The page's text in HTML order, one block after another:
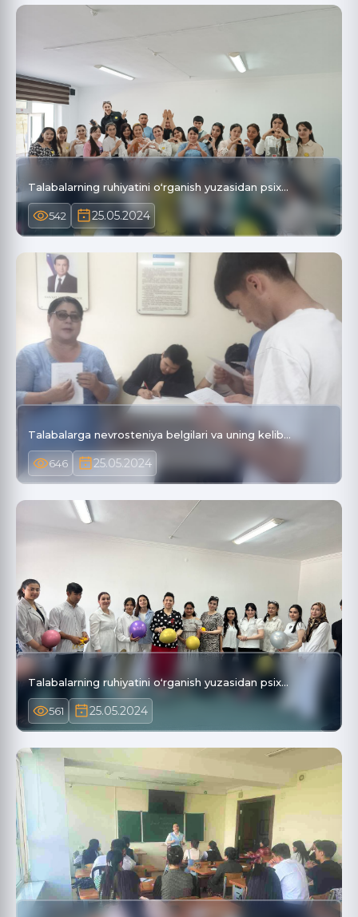
Talabalarning ruhiyatini oʻrganish yuzasidan psix…
542 25.05.2024
Talabalarga nevrosteniya belgilari va uning kelib…
646 25.05.2024
Talabalarning ruhiyatini oʻrganish yuzasidan psix…
561 25.05.2024